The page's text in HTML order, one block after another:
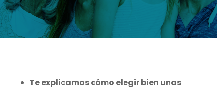
Te explicamos cómo elegir bien unas